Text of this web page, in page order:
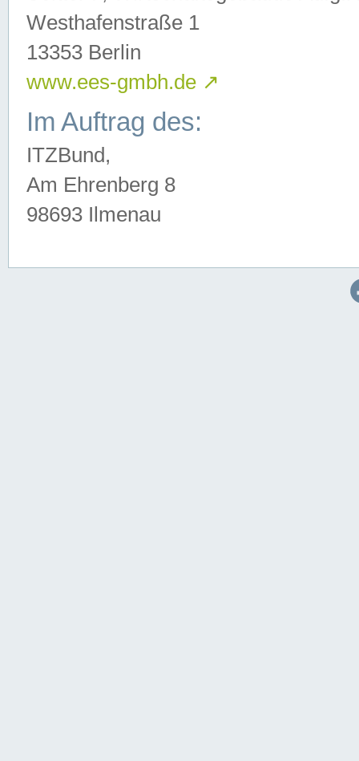
Westhafenstraße 1
13353 Berlin
www.ees-gmbh.de ↗
Im Auftrag des:
ITZBund,
Am Ehrenberg 8
98693 Ilmenau